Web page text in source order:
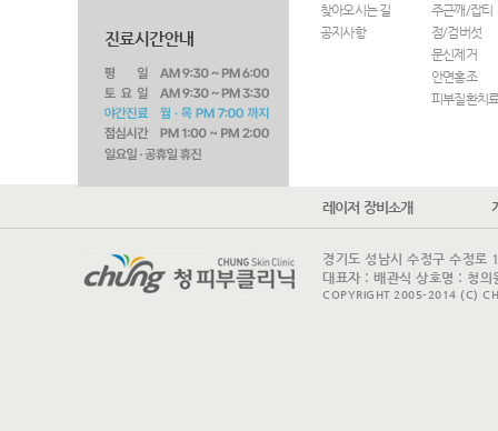
찾아오시는 길
공지사항
주근깨/잡티
점/검버섯
문신제거
안면홍조
피부질환치
레이저 장비소개
경기도 성남시 수정구 수정
대표자 : 배관식 상호명 : 청
COPYRIGHT 2005-2014 (C)